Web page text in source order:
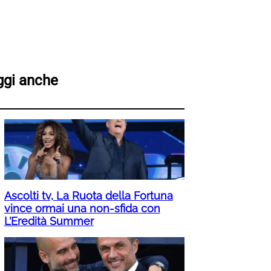
anche
Ascolti tv, La Ruota della Fortuna
vince ormai una non-sfida con
L’Eredità Summer